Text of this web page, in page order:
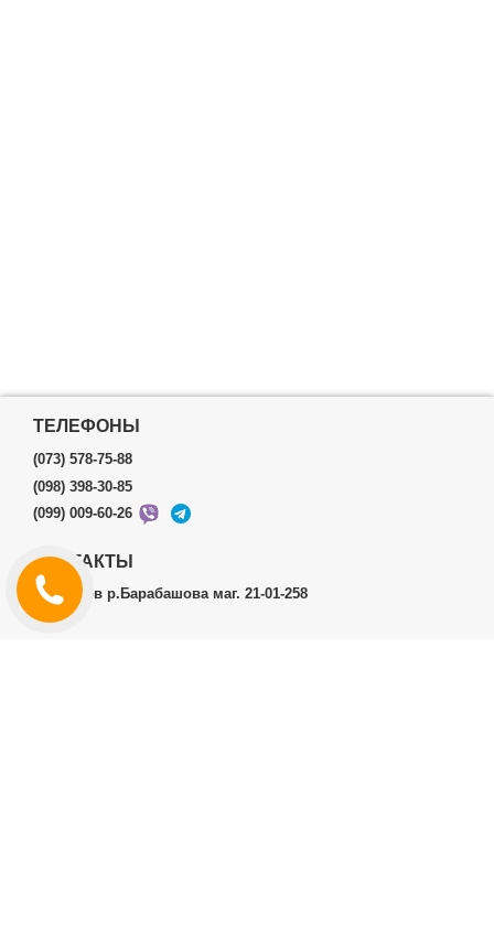
ТЕЛЕФОНЫ
(073) 578-75-88
(098) 398-30-85
(099) 009-60-26
КОНТАКТЫ
г.Харьков р.Барабашова маг. 21-01-258